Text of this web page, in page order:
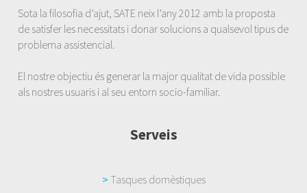
Sota la filosofia d’ajut, SATE neix l’any 2012 amb la proposta
de satisfer les necessitats i donar solucions a qualsevol tipus de
problema assistencial.
El nostre objectiu és generar la major qualitat de vida possible
als nostres usuaris i al seu entorn socio-familiar.
Serveis
> Tasques domèstiques